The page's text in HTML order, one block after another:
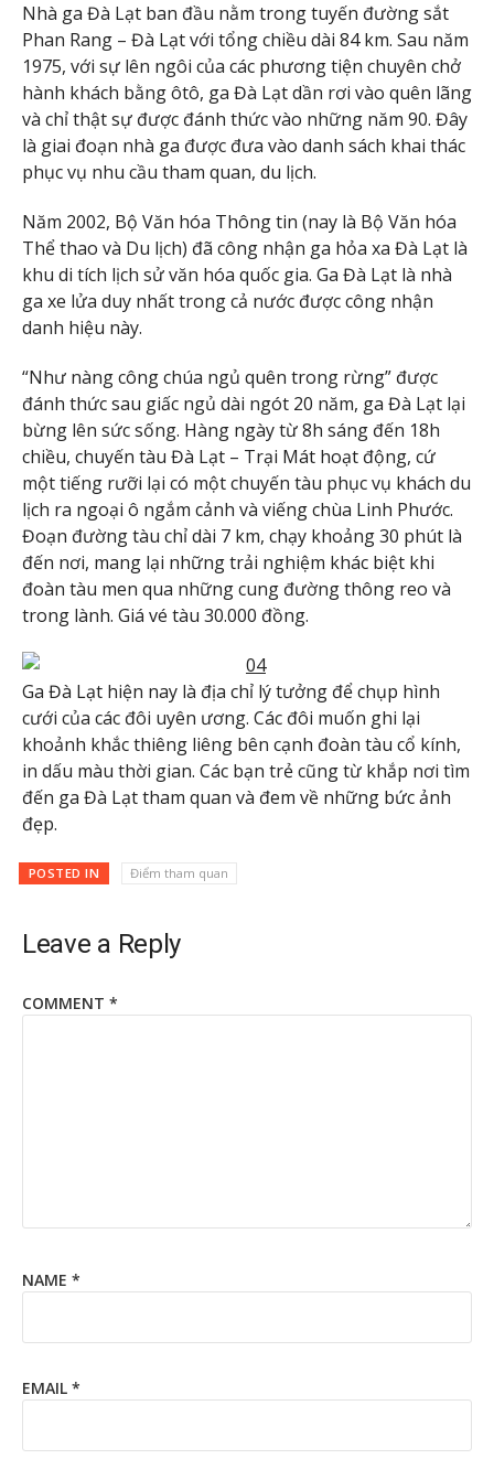
Nhà ga Đà Lạt ban đầu nằm trong tuyến đường sắt
Phan Rang – Đà Lạt với tổng chiều dài 84 km. Sau năm
1975, với sự lên ngôi của các phương tiện chuyên chở
hành khách bằng ôtô, ga Đà Lạt dần rơi vào quên lãng
và chỉ thật sự được đánh thức vào những năm 90. Đây
là giai đoạn nhà ga được đưa vào danh sách khai thác
phục vụ nhu cầu tham quan, du lịch.
Năm 2002, Bộ Văn hóa Thông tin (nay là Bộ Văn hóa
Thể thao và Du lịch) đã công nhận ga hỏa xa Đà Lạt là
khu di tích lịch sử văn hóa quốc gia. Ga Đà Lạt là nhà
ga xe lửa duy nhất trong cả nước được công nhận
danh hiệu này.
“Như nàng công chúa ngủ quên trong rừng” được
đánh thức sau giấc ngủ dài ngót 20 năm, ga Đà Lạt lại
bừng lên sức sống. Hàng ngày từ 8h sáng đến 18h
chiều, chuyến tàu Đà Lạt – Trại Mát hoạt động, cứ
một tiếng rưỡi lại có một chuyến tàu phục vụ khách du
lịch ra ngoại ô ngắm cảnh và viếng chùa Linh Phước.
Đoạn đường tàu chỉ dài 7 km, chạy khoảng 30 phút là
đến nơi, mang lại những trải nghiệm khác biệt khi
đoàn tàu men qua những cung đường thông reo và
trong lành. Giá vé tàu 30.000 đồng.
Ga Đà Lạt hiện nay là địa chỉ lý tưởng để chụp hình
cưới của các đôi uyên ương. Các đôi muốn ghi lại
khoảnh khắc thiêng liêng bên cạnh đoàn tàu cổ kính,
in dấu màu thời gian. Các bạn trẻ cũng từ khắp nơi tìm
đến ga Đà Lạt tham quan và đem về những bức ảnh
đẹp.
POSTED IN Điểm tham quan
Leave a Reply
COMMENT *
NAME *
EMAIL *